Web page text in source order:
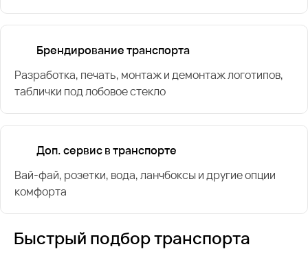
Брендирование транспорта
Разработка, печать, монтаж и демонтаж логотипов,
таблички под лобовое стекло
Доп. сервис в транспорте
Вай-фай, розетки, вода, ланчбоксы и другие опции
комфорта
Быстрый подбор транспорта